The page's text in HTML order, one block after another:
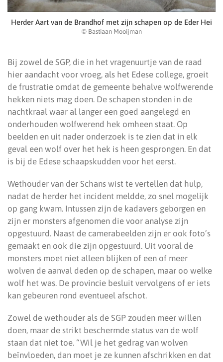
Herder Aart van de Brandhof met zijn schapen op de Eder Hei
© Bastiaan Mooijman
Bij zowel de SGP, die in het vragenuurtje van de raad
hier aandacht voor vroeg, als het Edese college, groeit
de frustratie omdat de gemeente behalve wolfwerende
hekken niets mag doen. De schapen stonden in de
nachtkraal waar al langer een goed aangelegd en
onderhouden wolfwerend hek omheen staat. Op
beelden en uit nader onderzoek is te zien dat in elk
geval een wolf over het hek is heen gesprongen. En dat
is bij de Edese schaapskudden voor het eerst.
Wethouder van der Schans wist te vertellen dat hulp,
nadat de herder het incident meldde, zo snel mogelijk
op gang kwam. Intussen zijn de kadavers geborgen en
zijn er monsters afgenomen die voor analyse zijn
opgestuurd. Naast de camerabeelden zijn er ook foto’s
gemaakt en ook die zijn opgestuurd. Uit vooral de
monsters moet niet alleen blijken of een of meer
wolven de aanval deden op de schapen, maar oo welke
wolf het was. De provincie besluit vervolgens of er iets
kan gebeuren rond eventueel afschot.
Zowel de wethouder als de SGP zouden meer willen
doen, maar de strikt beschermde status van de wolf
staan dat niet toe. “Wil je het gedrag van wolven
beïnvloeden, dan moet je ze kunnen afschrikken en dat